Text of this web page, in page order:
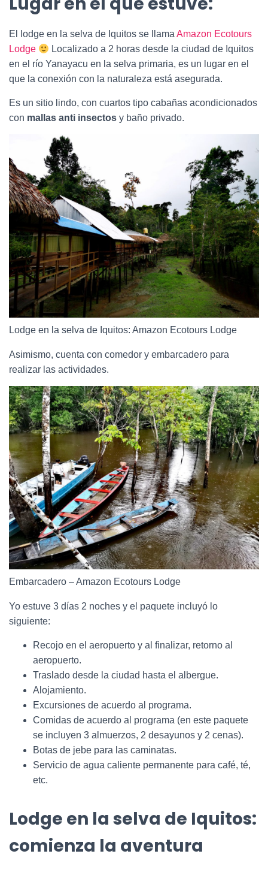
El lodge en la selva de Iquitos se llama Amazon Ecotours
Lodge
Localizado a 2 horas desde la ciudad de Iquitos
en el río Yanayacu en la selva primaria, es un lugar en el
que la conexión con la naturaleza está asegurada.
Es un sitio lindo, con cuartos tipo cabañas acondicionados
con mallas anti insectos y baño privado.
Lodge en la selva de Iquitos: Amazon Ecotours Lodge
Asimismo, cuenta con comedor y embarcadero para
realizar las actividades.
Embarcadero – Amazon Ecotours Lodge
Yo estuve 3 días 2 noches y el paquete incluyó lo
siguiente:
Recojo en el aeropuerto y al finalizar, retorno al
aeropuerto.
Traslado desde la ciudad hasta el albergue.
Alojamiento.
Excursiones de acuerdo al programa.
Comidas de acuerdo al programa (en este paquete
se incluyen 3 almuerzos, 2 desayunos y 2 cenas).
Botas de jebe para las caminatas.
Servicio de agua caliente permanente para café, té,
etc.
Lodge en la selva de Iquitos:
comienza la aventura